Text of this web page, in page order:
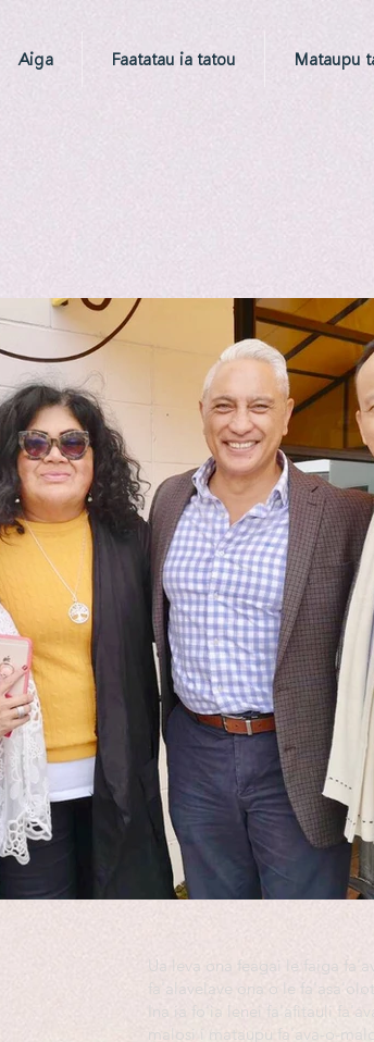
Aiga Faatatau ia tatou Mataupu
Ua leva ona feagai le faiga
fa'alavelave ona o le
Ina ia fo'ia lenei fa'afitauli
malosi i mataupu fa'ava-o-